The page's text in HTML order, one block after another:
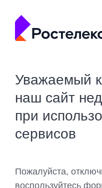
Уважаемый
наш сайт
при
сервисов
Пожалуйста,
воспользуйтесь